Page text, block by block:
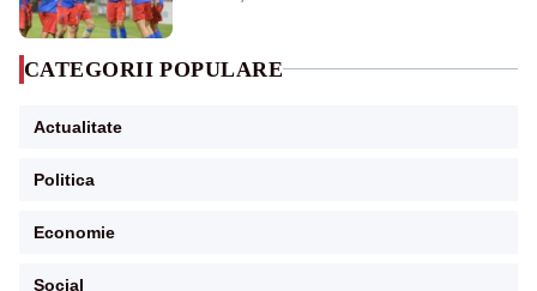
CATEGORII POPULARE
Actualitate
Politica
Economie
Social